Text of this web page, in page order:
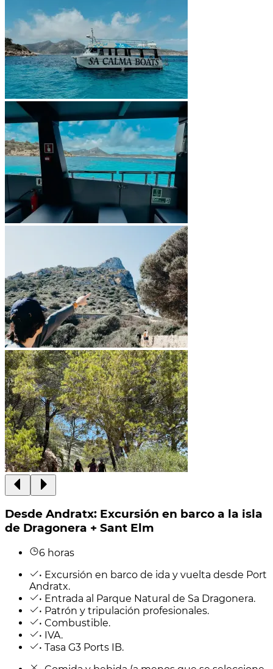
Desde Andratx: Excursión en barco a la isla
de Dragonera + Sant Elm
6 horas
• Excursión en barco de ida y vuelta desde Port
Andratx.
• Entrada al Parque Natural de Sa Dragonera.
• Patrón y tripulación profesionales.
• Combustible.
• IVA.
• Tasa G3 Ports IB.